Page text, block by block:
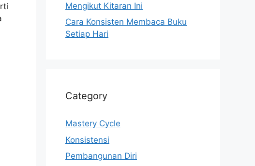
Mengikut Kitaran Ini
Cara Konsisten Membaca Buku
Setiap Hari
Category
Mastery Cycle
Konsistensi
Pembangunan Diri